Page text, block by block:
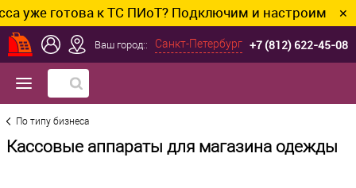
к ТС ПИоТ? Подключим и настроим без лишних
✕
Ваш город:: Санкт-Петербург +7 (812) 622-45-08
По типу бизнеса
Кассовые аппараты для магазина одежды